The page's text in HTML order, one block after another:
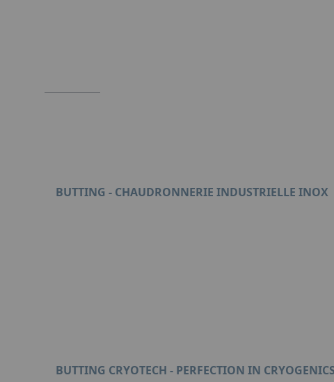
BUTTING - CHAUDRONNERIE INDUSTRIELLE INOX
BUTTING CRYOTECH - PERFECTION IN CRYOGENICS